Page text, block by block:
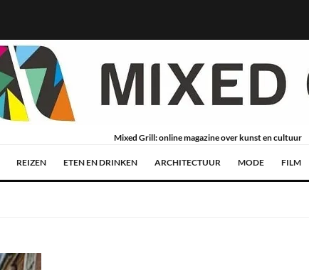
Mixed Grill: online magazine over kunst en cultuur
REIZEN ETEN EN DRINKEN ARCHITECTUUR MODE FILM